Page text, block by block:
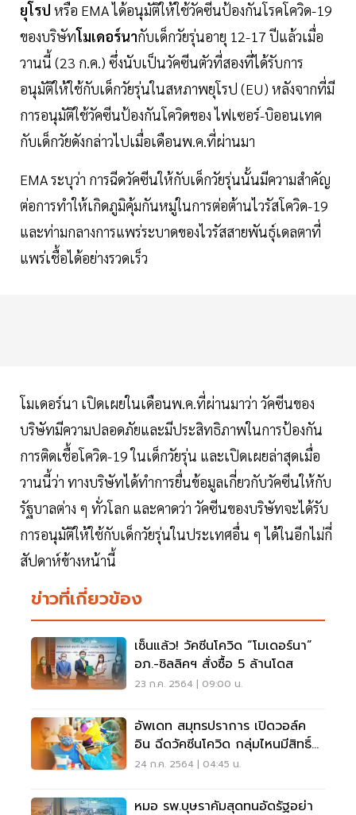
ยุโรป หรือ EMA ได้อนุมัติให้ใช้วัคซีนป้องกันโรคโควิด-19
ของบริษัทโมเดอร์นากับเด็กวัยรุ่นอายุ 12-17 ปีแล้วเมื่อ
วานนี้ (23 ก.ค.) ซึ่งนับเป็นวัคซีนตัวที่สองที่ได้รับการ
อนุมัติให้ใช้กับเด็กวัยรุ่นในสหภาพยุโรป (EU) หลังจากที่มี
การอนุมัติใช้วัคซีนป้องกันโควิดของ ไฟเซอร์-บิออนเทค
กับเด็กวัยดังกล่าวไปเมื่อเดือนพ.ค.ที่ผ่านมา
EMA ระบุว่า การฉีดวัคซีนให้กับเด็กวัยรุ่นนั้นมีความสำคัญ
ต่อการทำให้เกิดภูมิคุ้มกันหมู่ในการต่อต้านไวรัสโควิด-19
และท่ามกลางการแพร่ระบาดของไวรัสสายพันธุ์เดลตาที่
แพร่เชื้อได้อย่างรวดเร็ว
โมเดอร์นา เปิดเผยในเดือนพ.ค.ที่ผ่านมาว่า วัคซีนของ
บริษัทมีความปลอดภัยและมีประสิทธิภาพในการป้องกัน
การติดเชื้อโควิด-19 ในเด็กวัยรุ่น และเปิดเผยล่าสุดเมื่อ
วานนี้ว่า ทางบริษัทได้ทำการยื่นข้อมูลเกี่ยวกับวัคซีนให้กับ
รัฐบาลต่าง ๆ ทั่วโลก และคาดว่า วัคซีนของบริษัทจะได้รับ
การอนุมัติให้ใช้กับเด็กวัยรุ่นในประเทศอื่น ๆ ได้ในอีกไม่กี่
สัปดาห์ข้างหน้านี้
ข่าวที่เกี่ยวข้อง
เซ็นแล้ว! วัคซีนโควิด “โมเดอร์นา”
อภ.-ซิลลิคฯ สั่งซื้อ 5 ล้านโดส
23 ก.ค. 2564 | 09:00 น.
อัพเดท สมุทรปราการ เปิดวอล์ค
อิน ฉีดวัคซีนโควิด กลุ่มไหนมีสิทธิ์
เช็คที่นี่
24 ก.ค. 2564 | 04:45 น.
หมอ รพ.บุษราคัมสุดทนอัดรัฐอย่า